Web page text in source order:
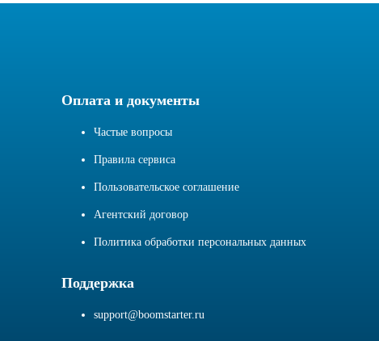
Оплата и документы
Частые вопросы
Правила сервиса
Пользовательское соглашение
Агентский договор
Политика обработки персональных данных
Поддержка
support@boomstarter.ru